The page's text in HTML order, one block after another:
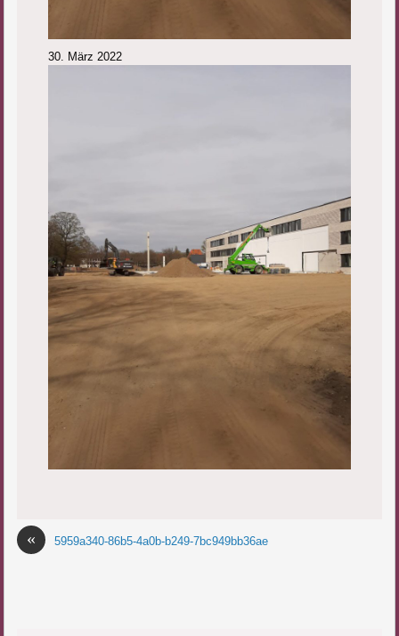
30. März 2022
« 5959a340-86b5-4a0b-b249-7bc949bb36ae